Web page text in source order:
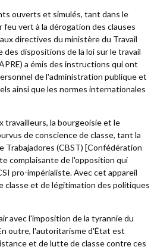
ouverts et simulés, tant dans le
vert à la dérogation des clauses
directives du ministère du Travail
dispositions de la loi sur le travail
a émis des instructions qui ont
de l'administration publique et
ainsi que les normes internationales
la bourgeoisie et le
de conscience de classe, tant la
Trabajadores (CBST) [Confédération
complaisante de l'opposition qui
pro-impérialiste. Avec cet appareil
classe et de légitimation des politiques
avec l'imposition de la tyrannie du
outre, l'autoritarisme d'État est
et de lutte de classe contre ces